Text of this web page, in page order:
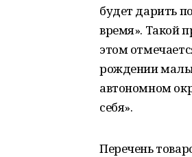
будет дарить
время». Такой
этом
рождении
автономном
себя».
Перечень